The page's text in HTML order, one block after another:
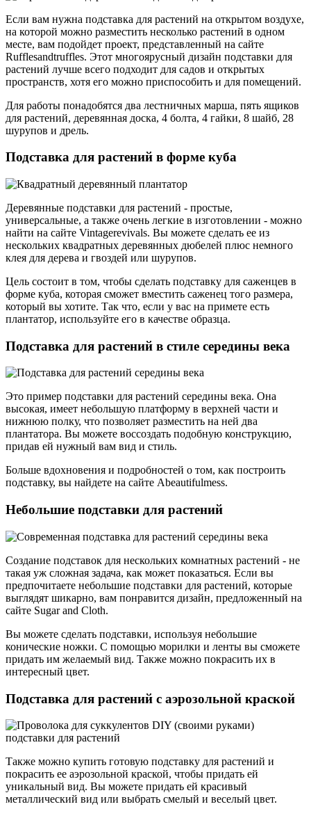
Если вам нужна подставка для растений на открытом воздухе,
на которой можно разместить несколько растений в одном
месте, вам подойдет проект, представленный на сайте
Rufflesandtruffles. Этот многоярусный дизайн подставки для
растений лучше всего подходит для садов и открытых
пространств, хотя его можно приспособить и для помещений.
Для работы понадобятся два лестничных марша, пять ящиков
для растений, деревянная доска, 4 болта, 4 гайки, 8 шайб, 28
шурупов и дрель.
Подставка для растений в форме куба
Деревянные подставки для растений - простые,
универсальные, а также очень легкие в изготовлении - можно
найти на сайте Vintagerevivals. Вы можете сделать ее из
нескольких квадратных деревянных дюбелей плюс немного
клея для дерева и гвоздей или шурупов.
Цель состоит в том, чтобы сделать подставку для саженцев в
форме куба, которая сможет вместить саженец того размера,
который вы хотите. Так что, если у вас на примете есть
плантатор, используйте его в качестве образца.
Подставка для растений в стиле середины века
Это пример подставки для растений середины века. Она
высокая, имеет небольшую платформу в верхней части и
нижнюю полку, что позволяет разместить на ней два
плантатора. Вы можете воссоздать подобную конструкцию,
придав ей нужный вам вид и стиль.
Больше вдохновения и подробностей о том, как построить
подставку, вы найдете на сайте Abeautifulmess.
Небольшие подставки для растений
Создание подставок для нескольких комнатных растений - не
такая уж сложная задача, как может показаться. Если вы
предпочитаете небольшие подставки для растений, которые
выглядят шикарно, вам понравится дизайн, предложенный на
сайте Sugar and Cloth.
Вы можете сделать подставки, используя небольшие
конические ножки. С помощью морилки и ленты вы сможете
придать им желаемый вид. Также можно покрасить их в
интересный цвет.
Подставка для растений с аэрозольной краской
Также можно купить готовую подставку для растений и
покрасить ее аэрозольной краской, чтобы придать ей
уникальный вид. Вы можете придать ей красивый
металлический вид или выбрать смелый и веселый цвет.